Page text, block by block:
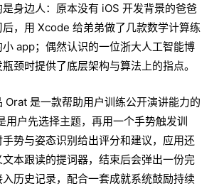
身边人：原本没有 iOS 开发背景的爸爸
，用 Xcode 给弟弟做了几款数学计算练
app；偶然认识的一位浙大人工智能博
颈时提供了底层架构与算法上的指点。
Orat 是一款帮助用户训练公开演讲能力的
用户先选择主题，再用一个手势触发训
势与姿态识别给出评分和建议，应用还
本跟读的提词器，结束后会弹出一份完
历史记录，配合一套成就系统鼓励持续